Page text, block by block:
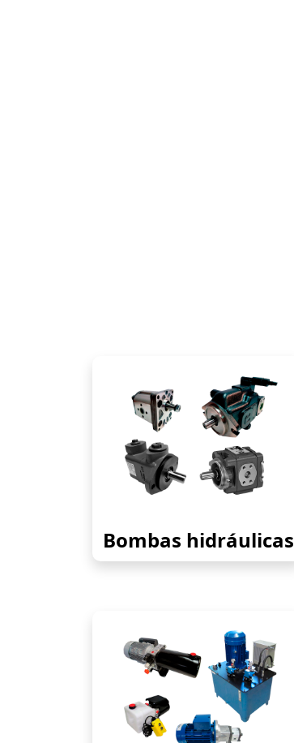
Bombas hidráulicas